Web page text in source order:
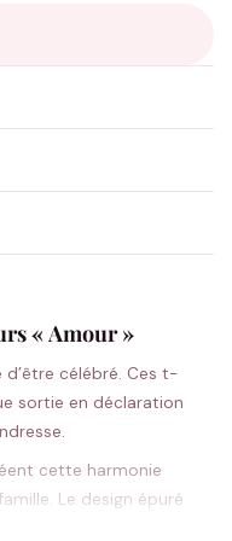
✨
Validation avant fabrication
« Amour »
célébré. Ces t-
sortie en déclaration
cette harmonie
Le design épuré